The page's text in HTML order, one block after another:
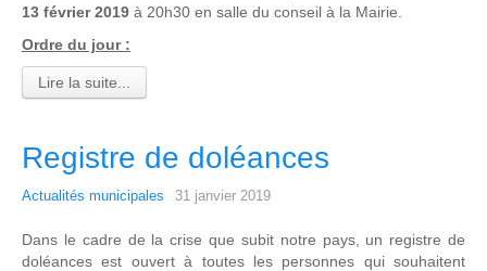
13 février 2019 à 20h30 en salle du conseil à la Mairie.
Ordre du jour :
Lire la suite...
Registre de doléances
Actualités municipales 31 janvier 2019
Dans le cadre de la crise que subit notre pays, un registre de
doléances est ouvert à toutes les personnes qui souhaitent